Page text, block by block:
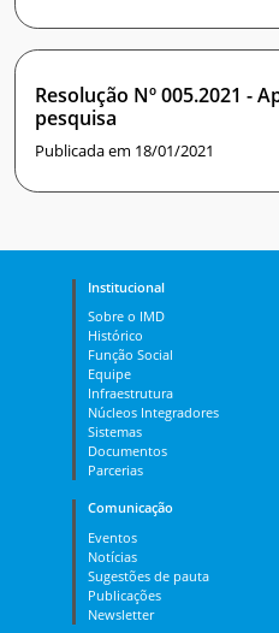
Resolução Nº 005.2021 -
pesquisa
Publicada em 18/01/2021
Institucional
Sobre o IMD
Histórico
Função Social
Equipe
Infraestrutura
Núcleos Integradores
Sistemas
Documentos
Parcerias
Comunicação
Eventos
Notícias
Sugestões de pauta
Publicações
Newsletter